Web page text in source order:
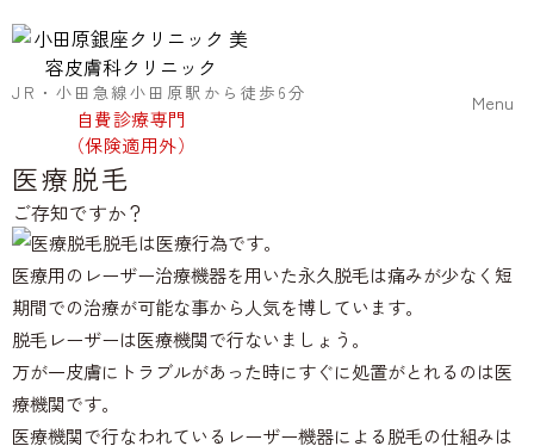
JR・小田急線小田原駅から徒歩6分
自費診療専門
（保険適用外）
Menu
医療脱毛
ご存知ですか？
脱毛は医療行為です。
医療用のレーザー治療機器を用いた永久脱毛は痛みが少なく短
期間での治療が可能な事から人気を博しています。
脱毛レーザーは医療機関で行ないましょう。
万が一皮膚にトラブルがあった時にすぐに処置がとれるのは医
療機関です。
医療機関で行なわれているレーザー機器による脱毛の仕組みは